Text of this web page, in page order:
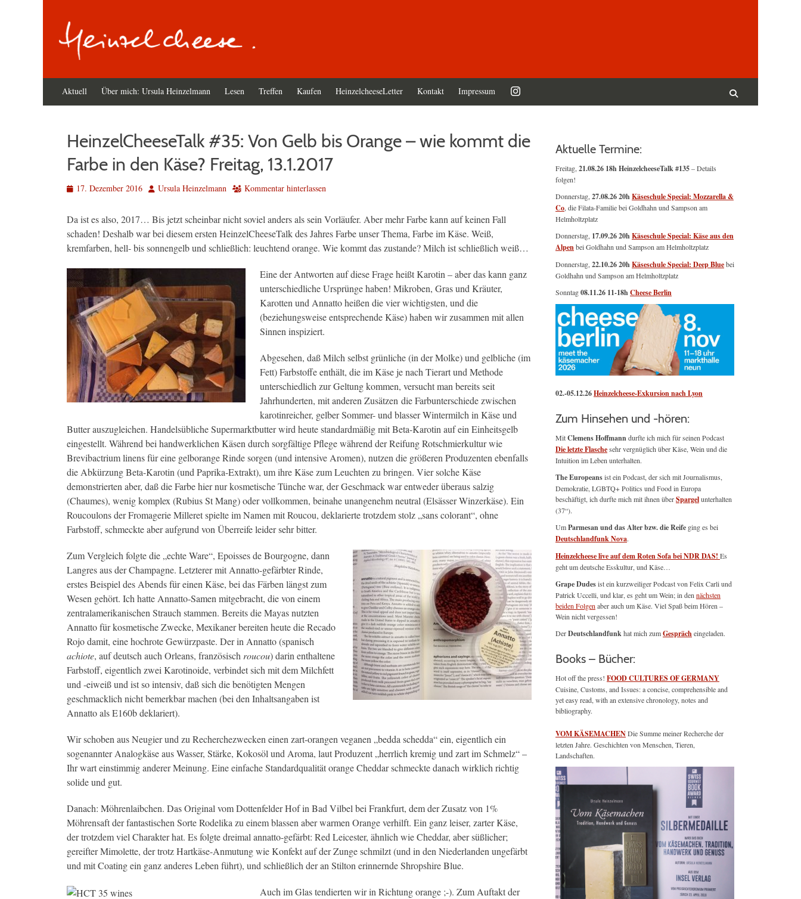
Primäres
Menü
Aktuell Über mich: Ursula Heinzelmann Lesen Treffen Kaufen HeinzelcheeseLetter Kontakt Impressum
HeinzelCheeseTalk #35: Von Gelb bis Orange – wie kommt die
Farbe in den Käse? Freitag, 13.1.2017
Veröffentlicht
17. Dezember 2016 AutorUrsula Heinzelmann Kommentar hinterlassen
Da ist es also, 2017… Bis jetzt scheinbar nicht soviel anders als sein Vorläufer. Aber mehr Farbe kann auf keinen Fall
schaden! Deshalb war bei diesem ersten HeinzelCheeseTalk des Jahres Farbe unser Thema, Farbe im Käse. Weiß,
kremfarben, hell- bis sonnengelb und schließlich: leuchtend orange. Wie kommt das zustande? Milch ist schließlich weiß…
Eine der Antworten auf diese Frage heißt Karotin – aber das kann ganz
unterschiedliche Ursprünge haben! Mikroben, Gras und Kräuter,
Karotten und Annatto heißen die vier wichtigsten, und die
(beziehungsweise entsprechende Käse) haben wir zusammen mit allen
Sinnen inspiziert.
Abgesehen, daß Milch selbst grünliche (in der Molke) und gelbliche (im
Fett) Farbstoffe enthält, die im Käse je nach Tierart und Methode
unterschiedlich zur Geltung kommen, versucht man bereits seit
Jahrhunderten, mit anderen Zusätzen die Farbunterschiede zwischen
karotinreicher, gelber Sommer- und blasser Wintermilch in Käse und
Butter auszugleichen. Handelsübliche Supermarktbutter wird heute standardmäßig mit Beta-Karotin auf ein Einheitsgelb
eingestellt. Während bei handwerklichen Käsen durch sorgfältige Pflege während der Reifung Rotschmierkultur wie
Brevibactrium linens für eine gelborange Rinde sorgen (und intensive Aromen), nutzen die größeren Produzenten ebenfalls
die Abkürzung Beta-Karotin (und Paprika-Extrakt), um ihre Käse zum Leuchten zu bringen. Vier solche Käse
demonstrierten aber, daß die Farbe hier nur kosmetische Tünche war, der Geschmack war entweder überaus salzig
(Chaumes), wenig komplex (Rubius St Mang) oder vollkommen, beinahe unangenehm neutral (Elsässer Winzerkäse). Ein
Roucoulons der Fromagerie Milleret spielte im Namen mit Roucou, deklarierte trotzdem stolz „sans colorant“, ohne
Farbstoff, schmeckte aber aufgrund von Überreife leider sehr bitter.
Zum Vergleich folgte die „echte Ware“, Epoisses de Bourgogne, dann
Langres aus der Champagne. Letzterer mit Annatto-gefärbter Rinde,
erstes Beispiel des Abends für einen Käse, bei das Färben längst zum
Wesen gehört. Ich hatte Annatto-Samen mitgebracht, die von einem
zentralamerikanischen Strauch stammen. Bereits die Mayas nutzten
Annatto für kosmetische Zwecke, Mexikaner bereiten heute die Recado
Rojo damit, eine hochrote Gewürzpaste. Der in Annatto (spanisch
achiote, auf deutsch auch Orleans, französisch roucou) darin enthaltene
Farbstoff, eigentlich zwei Karotinoide, verbindet sich mit dem Milchfett
und -eiweiß und ist so intensiv, daß sich die benötigten Mengen
geschmacklich nicht bemerkbar machen (bei den Inhaltsangaben ist
Annatto als E160b deklariert).
Wir schoben aus Neugier und zu Recherchezwecken einen zart-orangen veganen „bedda schedda“ ein, eigentlich ein
sogenannter Analogkäse aus Wasser, Stärke, Kokosöl und Aroma, laut Produzent „herrlich kremig und zart im Schmelz“ –
Ihr wart einstimmig anderer Meinung. Eine einfache Standardqualität orange Cheddar schmeckte danach wirklich richtig
solide und gut.
Danach: Möhrenlaibchen. Das Original vom Dottenfelder Hof in Bad Vilbel bei Frankfurt, dem der Zusatz von 1%
Möhrensaft der fantastischen Sorte Rodelika zu einem blassen aber warmen Orange verhilft. Ein ganz leiser, zarter Käse,
der trotzdem viel Charakter hat. Es folgte dreimal annatto-gefärbt: Red Leicester, ähnlich wie Cheddar, aber süßlicher;
gereifter Mimolette, der trotz Hartkäse-Anmutung wie Konfekt auf der Zunge schmilzt (und in den Niederlanden ungefärbt
und mit Coating ein ganz anderes Leben führt), und schließlich der an Stilton erinnernde Shropshire Blue.
Auch im Glas tendierten wir in Richtung orange ;-). Zum Auftakt der
Aktuelle Termine:
Freitag, 21.08.26 18h HeinzelcheeseTalk #135– Details
folgen!
Donnerstag, 27.08.26 20hKäseschule Special: Mozzarella &
Co , die Filata-Familie bei Goldhahn und Sampson am
Helmholtzplatz
Donnerstag, 17.09.26 20hKäseschule Special: Käse aus den
Alpenbei Goldhahn und Sampson am Helmholtzplatz
Donnerstag, 22.10.26 20hKäseschule Special: Deep Bluebei
Goldhahn und Sampson am Helmholtzplatz
Sonntag08.11.26 11-18hCheese Berlin
02.-05.12.26Heinzelcheese-Exkursion nach Lyon
Zum Hinsehen und -hören:
MitClemens Hoffmanndurfte ich mich für seinen Podcast
Die letzte Flaschesehr vergnüglich über Käse, Wein und die
Intuition im Leben unterhalten.
The Europeansist ein Podcast, der sich mit Journalismus,
Demokratie, LGBTQ+ Politics und Food in Europa
beschäftigt, ich durfte mich mit ihnen überSpargelunterhalten
(37“).
UmParmesan und das Alter bzw. die Reife ging es bei
Deutschlandfunk Nova.
Heinzelcheese live auf dem Roten Sofa bei NDR DAS! Es
geht um deutsche Esskultur, und Käse…
Grape Dudesist ein kurzweiliger Podcast von Felix Carli und
Patrick Uccelli, und klar, es geht um Wein; in den nächsten
beiden Folgen aber auch um Käse. Viel Spaß beim Hören –
Wein nicht vergessen!
DerDeutschlandfunkhat mich zumGesprächeingeladen.
Books – Bücher:
Hot off the press! FOOD CULTURES OF GERMANY
Cuisine, Customs, and Issues: a concise, comprehensible and
yet easy read, with an extensive chronology, notes and
bibliography.
VOM KÄSEMACHENDie Summe meiner Recherche der
letzten Jahre. Geschichten von Menschen, Tieren,
Landschaften.